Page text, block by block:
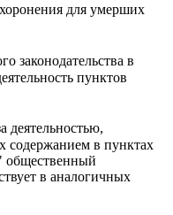
для умерших
законодательства в
пунктов
деятельностью,
содержанием в пунктах
общественный
в аналогичных